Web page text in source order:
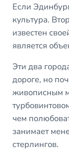
Если
культура.
известен
является
Эти два
дороге, но
живописным
чем
занимает
стерлингов.